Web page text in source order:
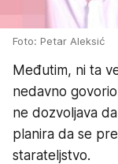
Foto: Petar Aleksić
Međutim, ni ta
nedavno
ne dozvoljava
planira da se
starateljstvo.